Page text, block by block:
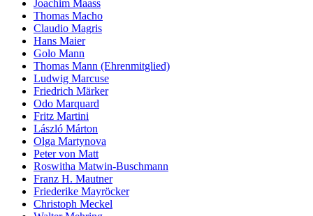
Joachim Maass
Thomas Macho
Claudio Magris
Hans Maier
Golo Mann
Thomas Mann (Ehrenmitglied)
Ludwig Marcuse
Friedrich Märker
Odo Marquard
Fritz Martini
László Márton
Olga Martynova
Peter von Matt
Roswitha Matwin-Buschmann
Franz H. Mautner
Friederike Mayröcker
Christoph Meckel